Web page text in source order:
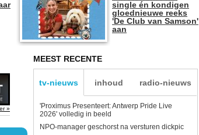
single én kondigen
gloednieuwe reeks
'De Club van Samson'
aan
»
MEEST RECENTE
tv-nieuws inhoud radio-nieuws
'Proximus Presenteert: Antwerp Pride Live
2026' volledig in beeld
NPO-manager geschorst na versturen dickpic